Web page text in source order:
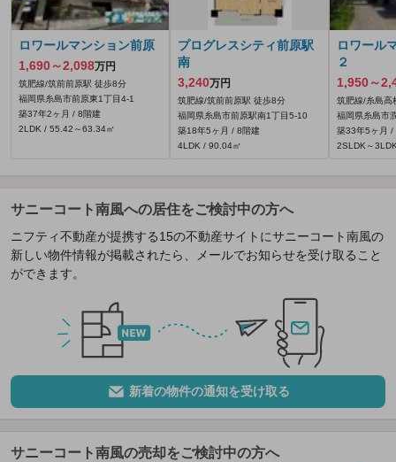
ロワールマンション前原
1,690～2,098万円
筑肥線/筑前前原駅 徒歩8分
福岡県糸島市前原東1丁目4-1
築37年2ヶ月 / 8階建
2LDK / 55.42～63.34㎡
プログレスシティ前原駅
南
3,240万円
筑肥線/筑前前原駅 徒歩8分
福岡県糸島市前原駅南1丁目5-10
築18年5ヶ月 / 8階建
4LDK / 90.04㎡
ロワール
２
1,950～
筑肥線/糸島高
福岡県糸島市
築33年5ヶ月 /
2SLDK～
サニーコート南風への居住をご検討中の方へ
ニフティ不動産が提携する15の不動産サイトにサニーコート南風の
新しい物件情報が掲載されたら、メールでお知らせを受け取ること
ができます。
新着の物件の通知を受け取る
サニーコート南風の売却をご検討中の方へ